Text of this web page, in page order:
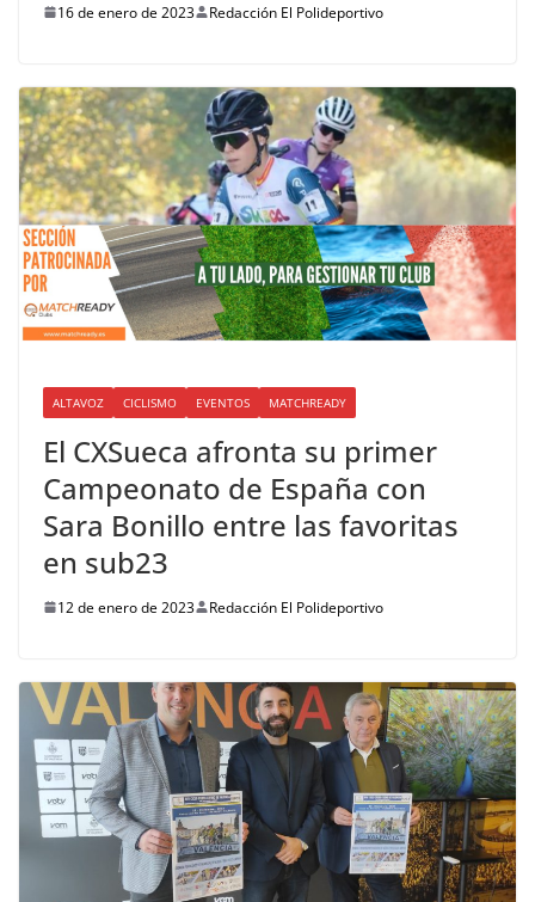
16 de enero de 2023 Redacción El Polideportivo
ALTAVOZ CICLISMO EVENTOS MATCHREADY
El CXSueca afronta su primer
Campeonato de España con
Sara Bonillo entre las favoritas
en sub23
12 de enero de 2023 Redacción El Polideportivo